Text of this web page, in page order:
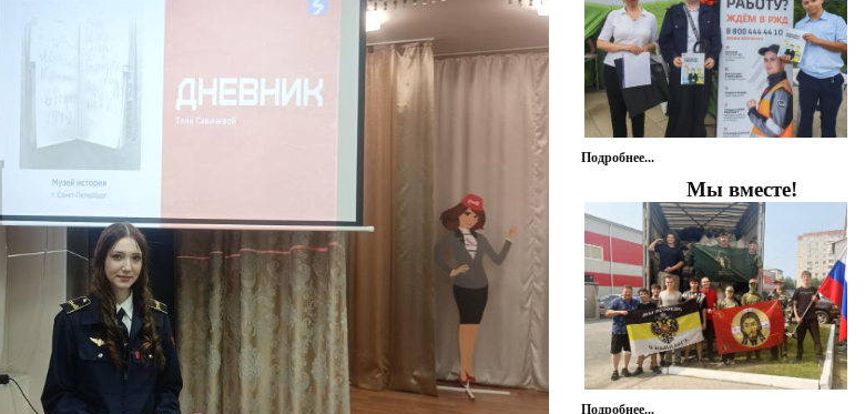
Подробнее...
Мы вместе!
Подробнее...